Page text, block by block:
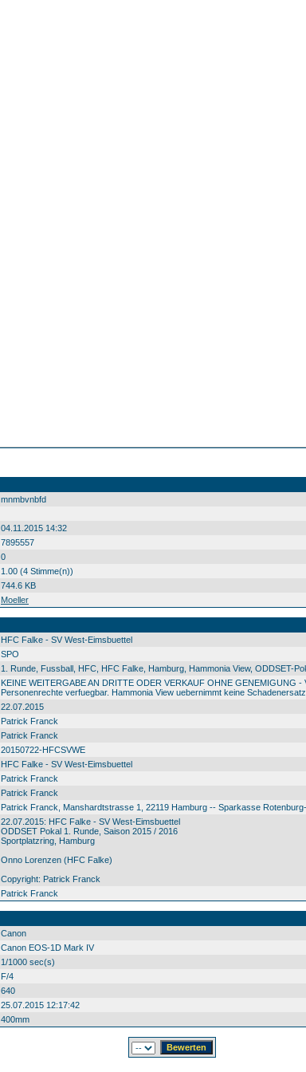
mnmbvnbfd
04.11.2015 14:32
7895557
0
1.00 (4 Stimme(n))
744.6 KB
Moeller
HFC Falke - SV West-Eimsbuettel
SPO
1. Runde, Fussball, HFC, HFC Falke, Hamburg, Hammonia View, ODDSET-
KEINE WEITERGABE AN DRITTE ODER VERKAUF OHNE GENEMIGUNG
Personenrechte verfuegbar. Hammonia View uebernimmt keine
22.07.2015
Patrick Franck
Patrick Franck
20150722-HFCSVWE
HFC Falke - SV West-Eimsbuettel
Patrick Franck
Patrick Franck
Patrick Franck, Manshardtstrasse 1, 22119 Hamburg -- Sparkasse
22.07.2015: HFC Falke - SV West-Eimsbuettel
ODDSET Pokal 1. Runde, Saison 2015 / 2016
Sportplatzring, Hamburg
Onno Lorenzen (HFC Falke)
Copyright: Patrick Franck
Patrick Franck
Canon
Canon EOS-1D Mark IV
1/1000 sec(s)
F/4
640
25.07.2015 12:17:42
400mm